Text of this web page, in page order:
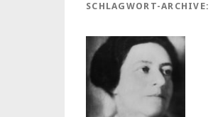
SCHLAGWORT-ARCHIVE: